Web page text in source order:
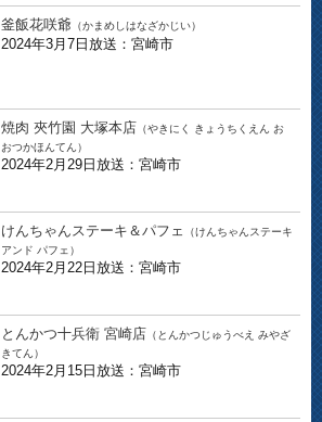
釜飯花咲爺 （かまめしはなざかじい）
2024年3月7日放送：宮崎市
焼肉 夾竹園 大塚本店 （やきにく きょうちくえん お
おつかほんてん）
2024年2月29日放送：宮崎市
けんちゃんステーキ＆パフェ
（けんちゃんステーキ
アンド パフェ）
2024年2月22日放送：宮崎市
とんかつ十兵衛 宮崎店 （とんかつじゅうべえ みやざ
きてん）
2024年2月15日放送：宮崎市